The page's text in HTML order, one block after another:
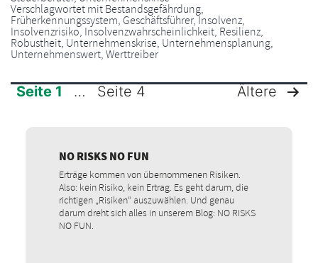
Verschlagwortet mitBestandsgefährdung,
Früherkennungssystem, Geschäftsführer,Insolvenz,
Insolvenzrisiko, Insolvenzwahrscheinlichkeit, Resilienz,
Robustheit, Unternehmenskrise, Unternehmensplanung,
Unternehmenswert,Werttreiber
BEITRÄGE
Seite 1 … Seite 4 Ältere
NO RISKS NO FUN
Erträge kommen von übernommenen Risiken.
Also: kein Risiko, kein Ertrag. Es geht darum, die
richtigen „Risiken“ auszuwählen. Und genau
darum dreht sich alles in unserem Blog: NO RISKS
NO FUN.